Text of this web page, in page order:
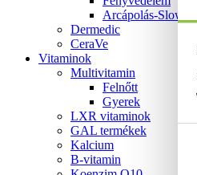
Arcápolás-Slow
Dermedic
CeraVe
Vitaminok
Multivitamin
Felnőtt
Gyerek
LXR vitaminok
GAL termékek
Kalcium
B-vitamin